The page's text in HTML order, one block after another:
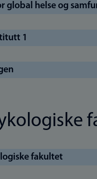
global helse og
1
fakultet